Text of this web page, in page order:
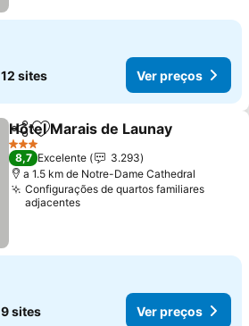
12 sites Ver preços
PartilharAdicionar aos favoritos
Hôtel Marais de Launay
3 Estrelas
8,7 Excelente
3.293
a 1.5 km de Notre-Dame Cathedral
Configurações de quartos familiares
adjacentes
9 sites Ver preços